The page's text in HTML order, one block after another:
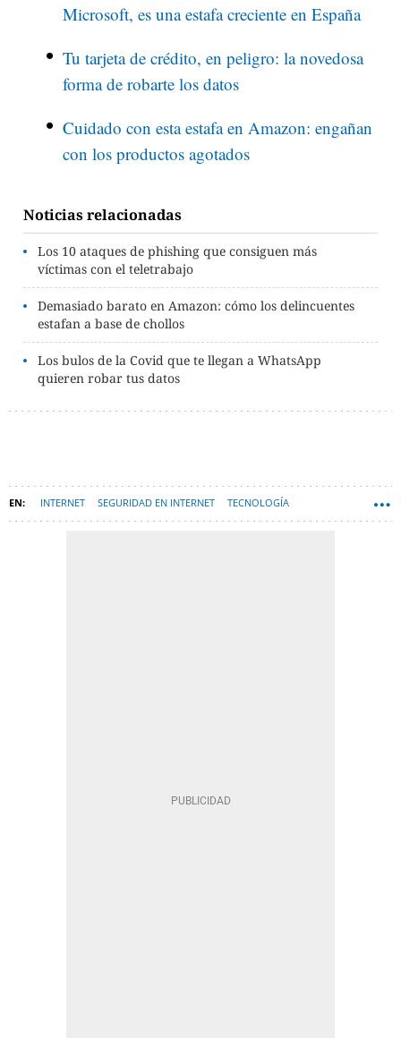
Microsoft, es una estafa creciente en España
Tu tarjeta de crédito, en peligro: la novedosa
forma de robarte los datos
Cuidado con esta estafa en Amazon: engañan
con los productos agotados
Noticias relacionadas
Los 10 ataques de phishing que consiguen más
víctimas con el teletrabajo
Demasiado barato en Amazon: cómo los delincuentes
estafan a base de chollos
Los bulos de la Covid que te llegan a WhatsApp
quieren robar tus datos
INTERNET SEGURIDAD EN INTERNET TECNOLOGÍA